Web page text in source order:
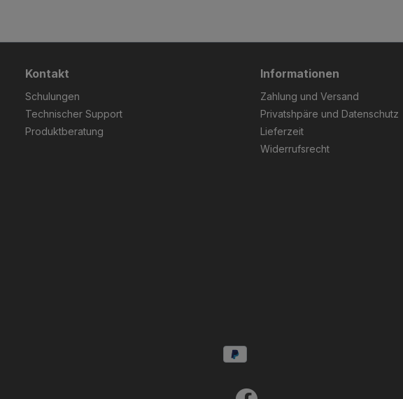
Kontakt
Schulungen
Technischer Support
Produktberatung
Informationen
Zahlung und Versand
Privatshpäre und Datenschutz
Lieferzeit
Widerrufsrecht